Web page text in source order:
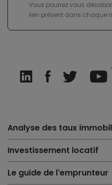
Vous pourrez vous
lien présent dans chaque
Analyse des taux
Investissement locatif
Le guide de l'emprunteur